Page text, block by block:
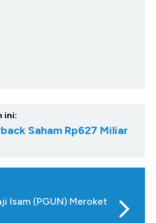
ini:
Saham Rp627 Miliar
Isam (PGUN) Meroket